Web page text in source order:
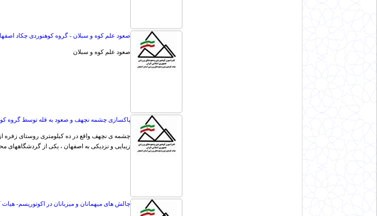
صعود علم کوه و سبلان - گروه کوهنوردی چکاد
صعود علم کوه و سبلان
پاکسازی چشمه نچهف و صعود به قله توسط گروه
چشمه ی نچهف واقع در ده کیلومتری روستای زفره
زیبایی و نزدیکی به اصفهان ، یکی از
چالش های میهمانان و میزبانان در اکوتوریسم-